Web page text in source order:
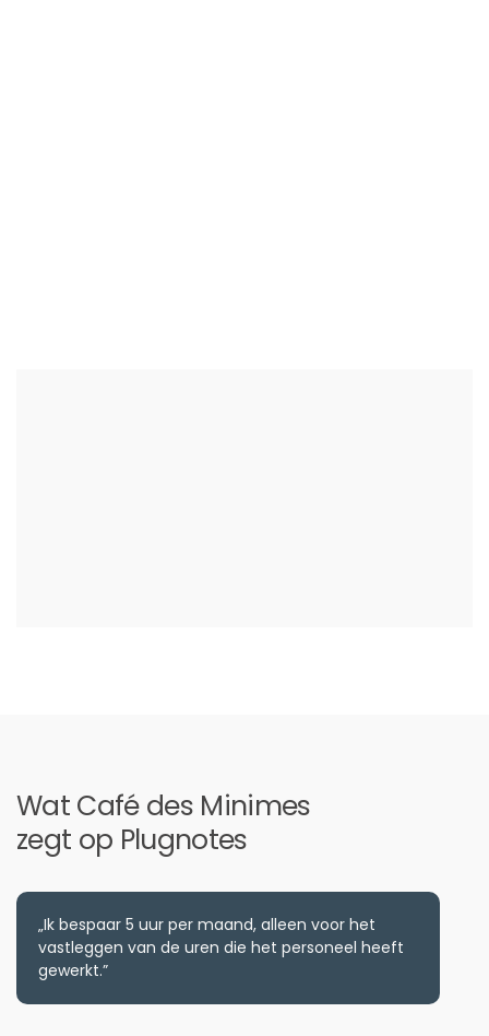
Wat Café des Minimes
zegt op Plugnotes
„Ik bespaar 5 uur per maand, alleen voor het
vastleggen van de uren die het personeel heeft
gewerkt.”